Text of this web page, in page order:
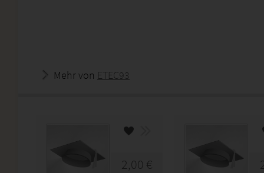
Mehr von ETEC93
2,00 €